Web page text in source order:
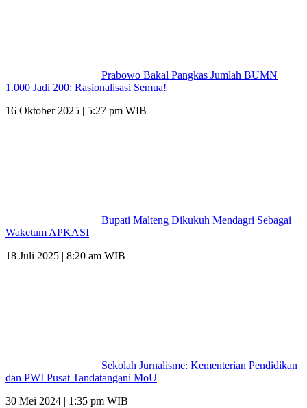
Prabowo Bakal Pangkas Jumlah BUMN
1.000 Jadi 200: Rasionalisasi Semua!
16 Oktober 2025 | 5:27 pm WIB
Bupati Malteng Dikukuh Mendagri Sebagai
Waketum APKASI
18 Juli 2025 | 8:20 am WIB
Sekolah Jurnalisme: Kementerian Pendidikan
dan PWI Pusat Tandatangani MoU
30 Mei 2024 | 1:35 pm WIB